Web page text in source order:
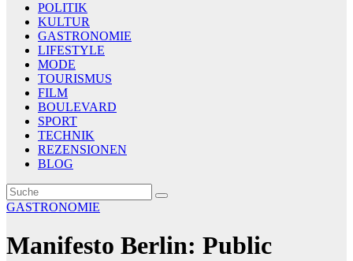
POLITIK
KULTUR
GASTRONOMIE
LIFESTYLE
MODE
TOURISMUS
FILM
BOULEVARD
SPORT
TECHNIK
REZENSIONEN
BLOG
GASTRONOMIE
Manifesto Berlin: Public